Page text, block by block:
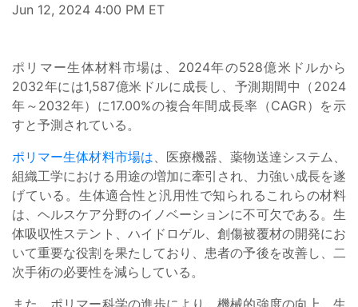
Jun 12, 2024 4:00 PM ET
ポリマー生体材料市場は、2024年の528億米ドルから
2032年には1,587億米ドルに成長し、予測期間中（2024
年～2032年）に17.00%の複合年間成長率（CAGR）を示
すと予測されている。
ポリマー生体材料市場は 、医療機器、薬物送達システム、
組織工学における用途の増加に牽引され、力強い成長を遂
げている。生体適合性と汎用性で知られるこれらの材料
は、ヘルスケア分野のイノベーションに不可欠である。生
体吸収性ステント、ハイドロゲル、創傷被覆材の開発にお
いて重要な役割を果たしており、患者の予後を改善し、二
次手術の必要性を減らしている。
また、ポリマー科学の進歩により、機械的強度の向上、生